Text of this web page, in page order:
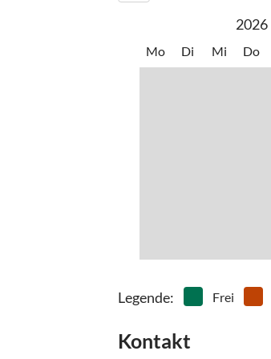
2026
Mo Di Mi Do
Legende: Frei
Kontakt